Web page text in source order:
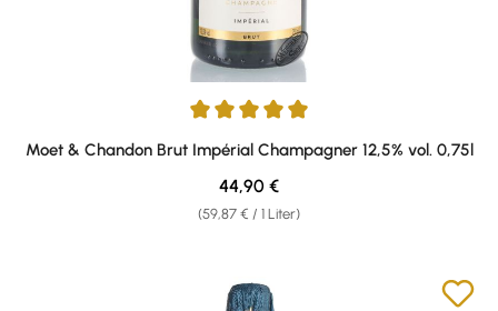
Durchschnittliche Bewertung von 5 von 5 Sternen
Moet & Chandon Brut Impérial Champagner 12,5% vol. 0,75l
(59,87 € / 1 Liter)
Regulärer Preis:
44,90 €